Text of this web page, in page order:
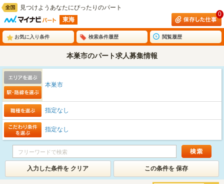
見つけようあなたにぴったりのパート
東海
0
お気に入り条件 検索条件履歴 閲覧履歴
本巣市のパート求人募集情報
本巣市
指定なし
指定なし
入力した条件を クリア この条件を 保存